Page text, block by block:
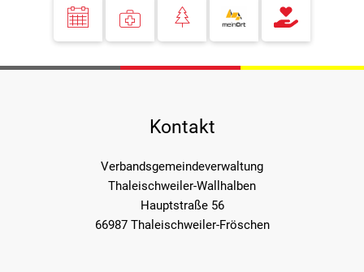
Kontakt
Verbandsgemeindeverwaltung
Thaleischweiler-Wallhalben
Hauptstraße 56
66987 Thaleischweiler-Fröschen